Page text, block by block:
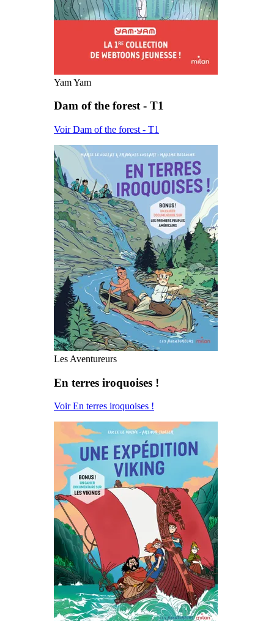
Yam Yam
Dam of the forest - T1
Voir Dam of the forest - T1
Les Aventureurs
En terres iroquoises !
Voir En terres iroquoises !